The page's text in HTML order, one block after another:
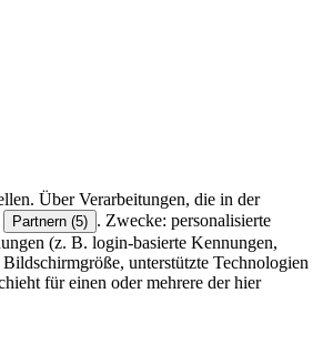
Über Verarbeitungen, die in der
Partnern (5) . Zwecke: personalisierte
(z. B. login-basierte Kennungen,
unterstützte Technologien
für einen oder mehrere der hier